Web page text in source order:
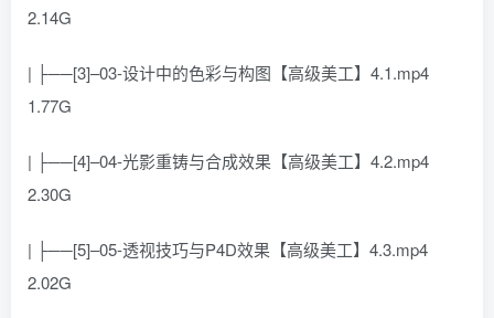
2.14G
| ├──[3]–03-设计中的色彩与构图【高级美工】4.1.mp4
1.77G
| ├──[4]–04-光影重铸与合成效果【高级美工】4.2.mp4
2.30G
| ├──[5]–05-透视技巧与P4D效果【高级美工】4.3.mp4
2.02G